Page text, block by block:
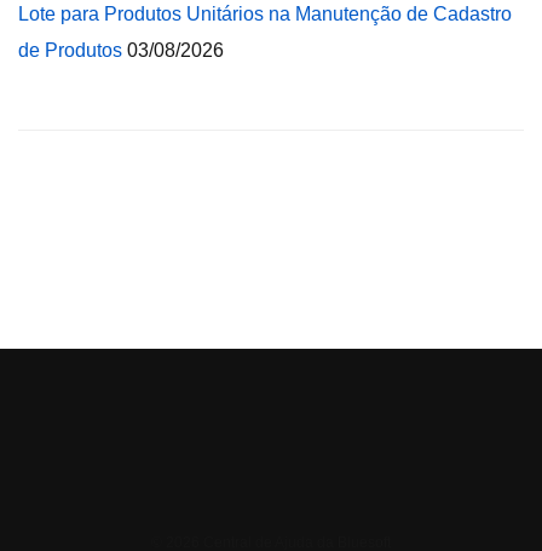
Lote para Produtos Unitários na Manutenção de Cadastro
de Produtos 03/08/2026